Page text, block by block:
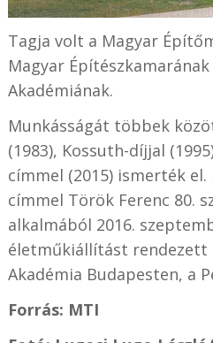
Tagja volt a Magyar
Magyar
Akadémiának.
Munkásságát többek
(1983), Kossuth-díjjal
címmel (2015) ismerték el.
címmel Török Ferenc 80.
alkalmából 2016.
életműkiállítást rendezett
Akadémia Budapesten, a
Forrás: MTI